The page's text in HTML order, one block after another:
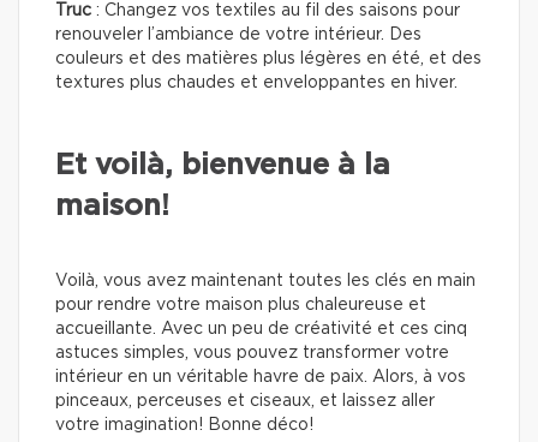
Truc : Changez vos textiles au fil des saisons pour
renouveler l’ambiance de votre intérieur. Des
couleurs et des matières plus légères en été, et des
textures plus chaudes et enveloppantes en hiver.
Et voilà, bienvenue à la
maison!
Voilà, vous avez maintenant toutes les clés en main
pour rendre votre maison plus chaleureuse et
accueillante. Avec un peu de créativité et ces cinq
astuces simples, vous pouvez transformer votre
intérieur en un véritable havre de paix. Alors, à vos
pinceaux, perceuses et ciseaux, et laissez aller
votre imagination! Bonne déco!